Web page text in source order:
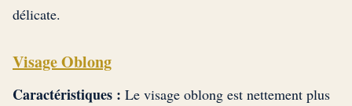
délicate.
Visage Oblong
Caractéristiques : Le visage oblong est nettement plus